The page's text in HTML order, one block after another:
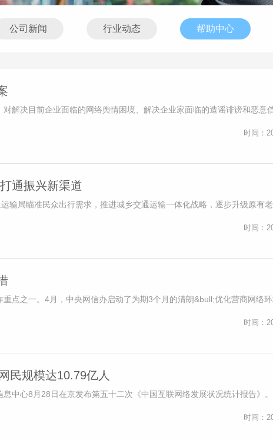
公司新闻 行业动态 帮助中心
对解决目前企业面临的网络舆情困境、解决企业家面临的造谣诽谤和恶意
时间：
通振兴新渠道
输局瞄准民众出行需求，推进城乡交通运输一体化战略，逐步升级原有
时间：
点之一。4月，中央网信办启动了为期3个月的清朗&bull;优化营商网络
时间：
民规模达10.79亿人
中心8月28日在京发布第五十二次《中国互联网络发展状况统计报告》
时间：